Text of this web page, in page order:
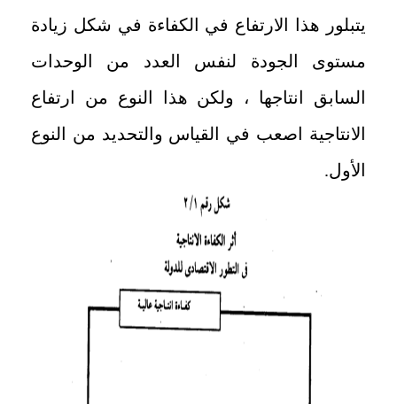
يتبلور هذا الارتفاع في الكفاءة في شكل زيادة
مستوى الجودة لنفس العدد من الوحدات
السابق انتاجها ، ولكن هذا النوع من ارتفاع
الانتاجية اصعب في القياس والتحديد من النوع
الأول.